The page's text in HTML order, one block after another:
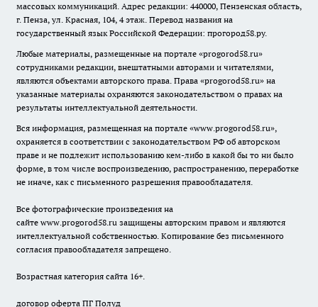
массовых коммуникаций. Адрес редакции: 440000, Пензенская область,
г. Пенза, ул. Красная, 104, 4 этаж. Перевод названия на
государственный язык Российской Федерации: прогород58.ру.
Любые материалы, размещенные на портале «progorod58.ru»
сотрудниками редакции, внештатными авторами и читателями,
являются объектами авторского права. Права «progorod58.ru» на
указанные материалы охраняются законодательством о правах на
результаты интеллектуальной деятельности.
Вся информация, размещенная на портале «www.progorod58.ru»,
охраняется в соответствии с законодательством РФ об авторском
праве и не подлежит использованию кем-либо в какой бы то ни было
форме, в том числе воспроизведению, распространению, переработке
не иначе, как с письменного разрешения правообладателя.
Все фотографические произведения на
сайте www.progorod58.ru защищены авторским правом и являются
интеллектуальной собственностью. Копирование без письменного
согласия правообладателя запрещено.
Возрастная категория сайта 16+.
договор оферта ПГ Полуд